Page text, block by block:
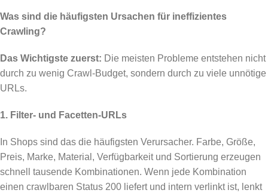
Was sind die häufigsten Ursachen für ineffizientes
Crawling?
Das Wichtigste zuerst: Die meisten Probleme entstehen nicht
durch zu wenig Crawl-Budget, sondern durch zu viele unnötige
URLs.
1. Filter- und Facetten-URLs
In Shops sind das die häufigsten Verursacher. Farbe, Größe,
Preis, Marke, Material, Verfügbarkeit und Sortierung erzeugen
schnell tausende Kombinationen. Wenn jede Kombination
einen crawlbaren Status 200 liefert und intern verlinkt ist, lenkt